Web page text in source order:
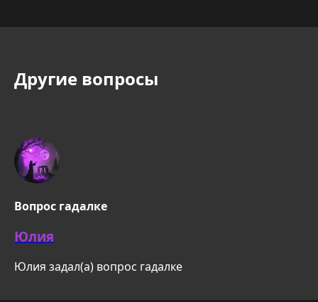
Другие вопросы
Вопрос гадалке
Юлия
Юлия задал(а) вопрос гадалке